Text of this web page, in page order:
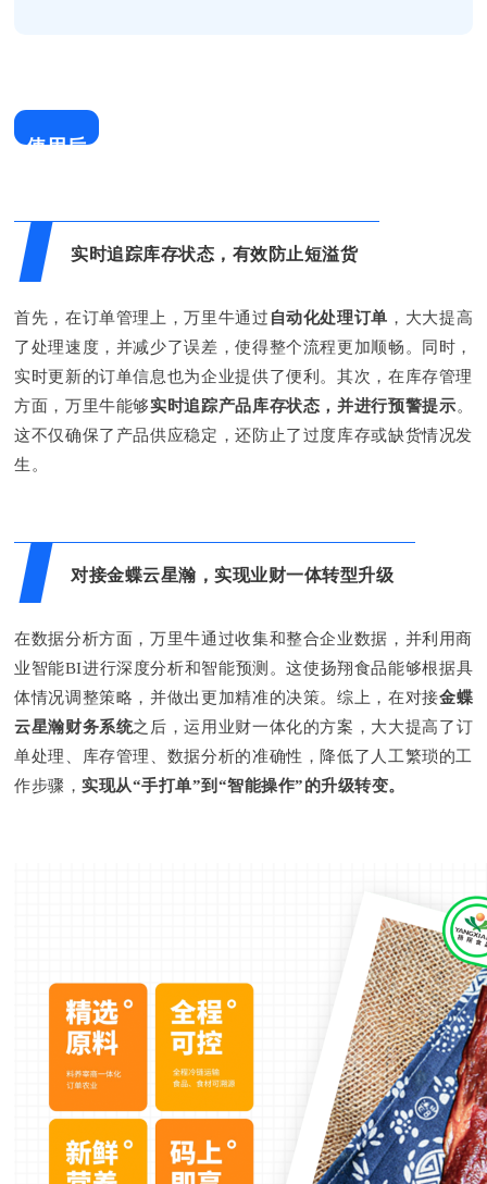
使用后
实时追踪库存状态，有效防止短溢货
首先，在订单管理上，万里牛通过 自动化处理订单 ，大大提高
了处理速度，并减少了误差，使得整个流程更加顺畅。同时，
实时更新的订单信息也为企业提供了便利。其次，在库存管理
方面，万里牛能够实时追踪产品库存状态，并进行预警提示。
这不仅确保了产品供应稳定，还防止了过度库存或缺货情况发
生。
对接金蝶云星瀚，实现业财一体转型升级
在数据分析方面，万里牛通过收集和整合企业数据，并利用商
业智能BI进行深度分析和智能预测。这使扬翔食品能够根据具
体情况调整策略，并做出更加精准的决策。综上，在对接金蝶
云星瀚财务系统之后，运用业财一体化的方案，大大提高了订
单处理、库存管理、数据分析的准确性，降低了人工繁琐的工
作步骤， 实现从“手打单”到“智能操作”的升级转变。